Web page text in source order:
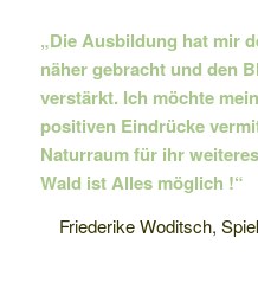
„Die Ausbildung hat mir
näher gebracht und den
verstärkt. Ich möchte
positiven Eindrücke
Naturraum für ihr
Wald ist Alles möglich !“
Friederike Woditsch,